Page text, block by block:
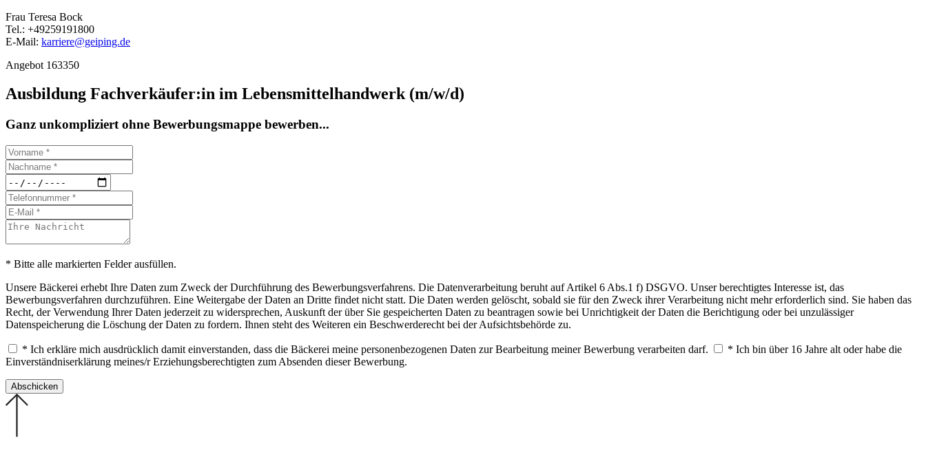
Frau Teresa Bock
Tel.: +49259191800
E-Mail: karriere@geiping.de
Angebot 163350
Ausbildung Fachverkäufer:in im Lebensmittelhandwerk (m/w/d)
Ganz unkompliziert ohne Bewerbungsmappe bewerben...
* Bitte alle markierten Felder ausfüllen.
Unsere Bäckerei erhebt Ihre Daten zum Zweck der Durchführung des Bewerbungsverfahrens. Die Datenverarbeitung beruht auf Artikel 6 Abs.1 f) DSGVO. Unser berechtigtes Interesse ist, das
Bewerbungsverfahren durchzuführen. Eine Weitergabe der Daten an Dritte findet nicht statt. Die Daten werden gelöscht, sobald sie für den Zweck ihrer Verarbeitung nicht mehr erforderlich sind. Sie haben das
Recht, der Verwendung Ihrer Daten jederzeit zu widersprechen, Auskunft der über Sie gespeicherten Daten zu beantragen sowie bei Unrichtigkeit der Daten die Berichtigung oder bei unzulässiger
Datenspeicherung die Löschung der Daten zu fordern. Ihnen steht des Weiteren ein Beschwerderecht bei der Aufsichtsbehörde zu.
* Ich erkläre mich ausdrücklich damit einverstanden, dass die Bäckerei meine personenbezogenen Daten zur Bearbeitung meiner Bewerbung verarbeiten darf.
* Ich bin über 16 Jahre alt oder habe die
Einverständniserklärung meines/r Erziehungsberechtigten zum Absenden dieser Bewerbung.